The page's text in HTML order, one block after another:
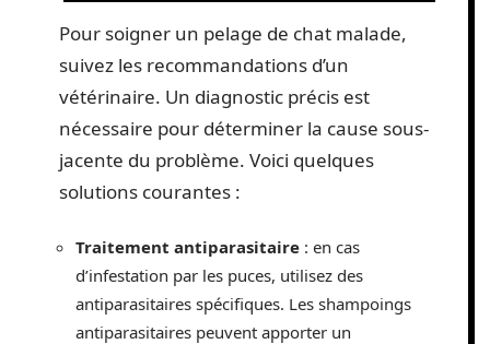
Pour soigner un pelage de chat malade,
suivez les recommandations d’un
vétérinaire. Un diagnostic précis est
nécessaire pour déterminer la cause sous-
jacente du problème. Voici quelques
solutions courantes :
Traitement antiparasitaire : en cas
d’infestation par les puces, utilisez des
antiparasitaires spécifiques. Les shampoings
antiparasitaires peuvent apporter un